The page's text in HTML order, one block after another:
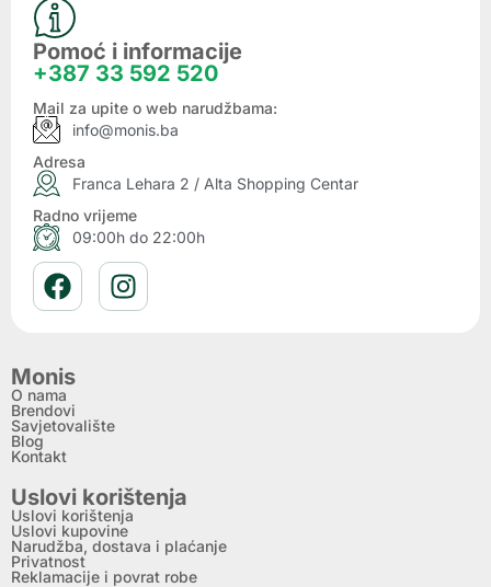
Pomoć i informacije
+387 33 592 520
Mail za upite o web narudžbama:
info@monis.ba
Adresa
Franca Lehara 2 / Alta Shopping Centar
Radno vrijeme
09:00h do 22:00h
Monis
O nama
Brendovi
Savjetovalište
Blog
Kontakt
Uslovi korištenja
Uslovi korištenja
Uslovi kupovine
Narudžba, dostava i plaćanje
Privatnost
Reklamacije i povrat robe